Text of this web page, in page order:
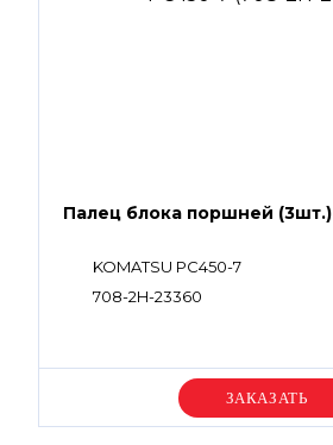
Палец блока поршней (3шт.)
KOMATSU PC450-7
708-2H-23360
Уточняйте цену